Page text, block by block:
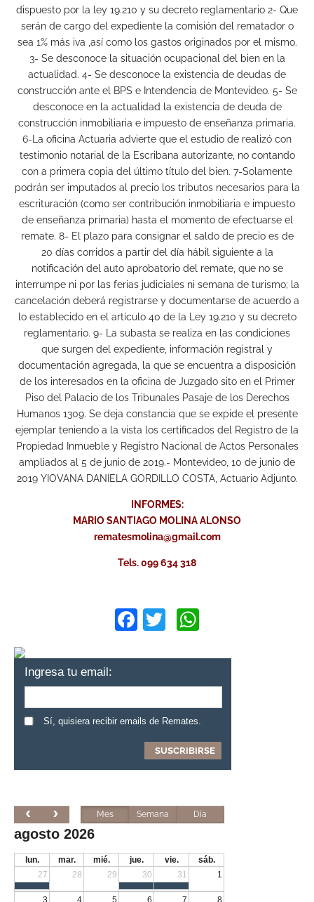
dispuesto por la ley 19.210 y su decreto reglamentario 2- Que
serán de cargo del expediente la comisión del rematador o
sea 1% más iva ,así como los gastos originados por el mismo.
3- Se desconoce la situación ocupacional del bien en la
actualidad. 4- Se desconoce la existencia de deudas de
construcción ante el BPS e Intendencia de Montevideo. 5- Se
desconoce en la actualidad la existencia de deuda de
construcción inmobiliaria e impuesto de enseñanza primaria.
6-La oficina Actuaria advierte que el estudio de realizó con
testimonio notarial de la Escribana autorizante, no contando
con a primera copia del último título del bien. 7-Solamente
podrán ser imputados al precio los tributos necesarios para la
escrituración (como ser contribución inmobiliaria e impuesto
de enseñanza primaria) hasta el momento de efectuarse el
remate. 8- El plazo para consignar el saldo de precio es de
20 días corridos a partir del día hábil siguiente a la
notificación del auto aprobatorio del remate, que no se
interrumpe ni por las ferias judiciales ni semana de turismo; la
cancelación deberá registrarse y documentarse de acuerdo a
lo establecido en el artículo 40 de la Ley 19.210 y su decreto
reglamentario. 9- La subasta se realiza en las condiciones
que surgen del expediente, información registral y
documentación agregada, la que se encuentra a disposición
de los interesados en la oficina de Juzgado sito en el Primer
Piso del Palacio de los Tribunales Pasaje de los Derechos
Humanos 1309. Se deja constancia que se expide el presente
ejemplar teniendo a la vista los certificados del Registro de la
Propiedad Inmueble y Registro Nacional de Actos Personales
ampliados al 5 de junio de 2019.- Montevideo, 10 de junio de
2019 YIOVANA DANIELA GORDILLO COSTA, Actuario Adjunto.
INFORMES:
MARIO SANTIAGO MOLINA ALONSO
rematesmolina@gmail.com
Tels. 099 634 318
Facebook
Twitter
Ingresa tu email:
Sí, quisiera recibir emails de Remates.
Mes Semana Día
agosto 2026
lun. mar. mié. jue. vie.
sáb.
27
28 29 30 31 1
3 4 5 6 7 8